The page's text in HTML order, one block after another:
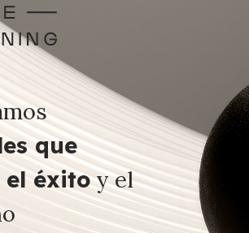
Profesional
de Financiación
completode apoyo a la
que
el éxitoy el